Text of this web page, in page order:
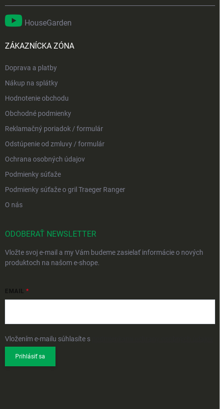
HouseGarden
ZÁKAZNÍCKA ZÓNA
Doprava a platby
Nákup na splátky
Hodnotenie obchodu
Obchodné podmienky
Reklamačný poriadok / formulár
Odstúpenie od zmluvy / formulár
Ochrana osobných údajov
Podmienky súťaže
Podmienky súťaže o gril Traeger Ranger
O nás
ODOBERAŤ NEWSLETTER
Vložte svoj e-mail a my Vám budeme zasielať informácie o nových
produktoch na našom e-shope.
EMAIL
Vložením e-mailu súhlasíte s
Prihlásiť sa